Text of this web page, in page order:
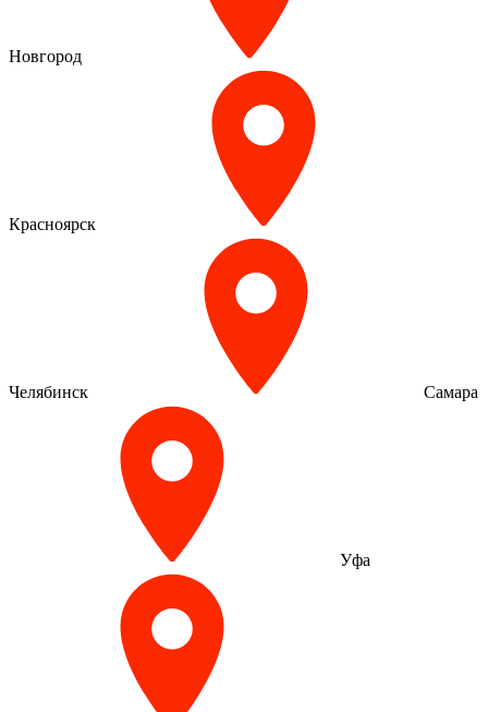
Новгород
Красноярск
Челябинск Самара
Уфа